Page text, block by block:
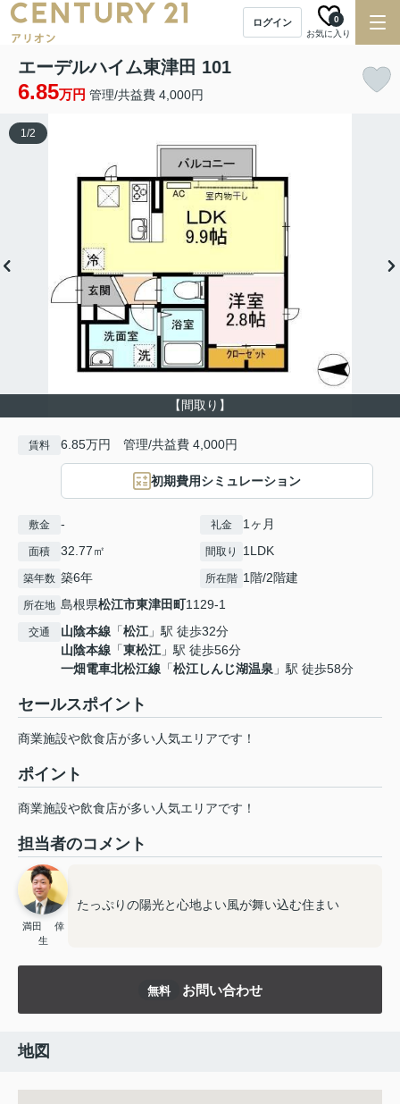
ログイン
お気に入り
0
エーデルハイム東津田 101
6.85万円 管理/共益費 4,000円
【間取り】
1/2
賃料 6.85万円 管理/共益費 4,000円
初期費用シミュレーション
敷金 - 礼金 1ヶ月
面積 32.77㎡ 間取り 1LDK
築年数 築6年 所在階 1階/2階建
所在地 島根県松江市東津田町1129-1
交通 山陰本線 「松江」駅 徒歩32分
山陰本線 「東松江」駅 徒歩56分
一畑電車北松江線 「松江しんじ湖温泉 」駅 徒歩58分
セールスポイント
商業施設や飲食店が多い人気エリアです！
ポイント
商業施設や飲食店が多い人気エリアです！
担当者のコメント
満田 倖
生
たっぷりの陽光と心地よい風が舞い込む住まい
無料 お問い合わせ
地図